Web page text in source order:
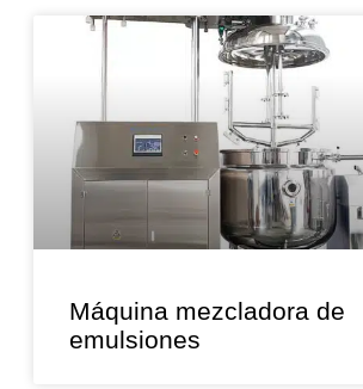
Máquina mezcladora de
emulsiones